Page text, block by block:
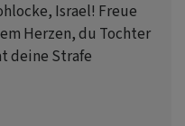
Israel! Freue
Herzen, du Tochter
deine Strafe